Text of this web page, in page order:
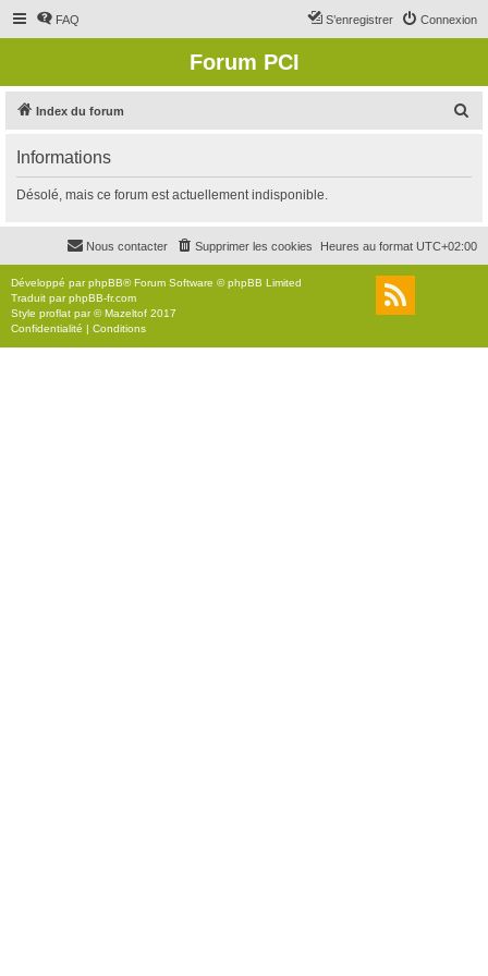
FAQ Connexion
S’enregistrer
Forum PCI
Index du forum
r
c
r
Informations
Désolé, mais ce forum est actuellement indisponible.
Heures au format UTC+02:00
Supprimer les cookies
Nous contacter
Développé parphpBB® Forum Software © phpBB Limited
Traduit parphpBB-fr.com
Style proflat par ©Mazeltof 2017
Confidentialité | Conditions